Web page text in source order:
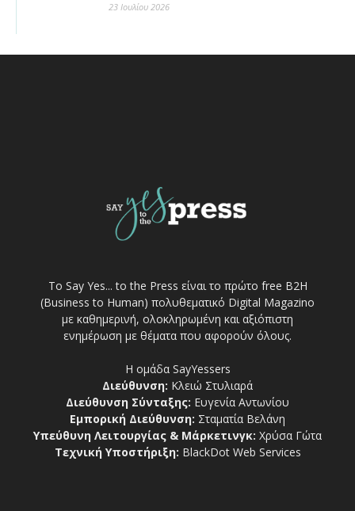
23 Ιουλίου 2026
Το Say Yes... to the Press είναι το πρώτο free Β2Η
(Business to Human) πολυθεματικό Digital Magazino
με καθημερινή, ολοκληρωμένη και αξιόπιστη
ενημέρωση με θέματα που αφορούν όλους.
Η ομάδα SayYessers
Διεύθυνση: Κλειώ Στυλιαρά
Διεύθυνση Σύνταξης: Ευγενία Αντωνίου
Εμπορική Διεύθυνση: Σταματία Βελάνη
Υπεύθυνη Λειτουργίας & Μάρκετινγκ: Χρύσα Γώτα
Τεχνική Υποστήριξη: BlackDot Web Services